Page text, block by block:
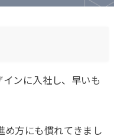
ンに入社し、早いも
め方にも慣れてきまし